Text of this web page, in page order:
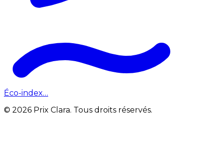
Éco-index…
© 2026 Prix Clara. Tous droits réservés.